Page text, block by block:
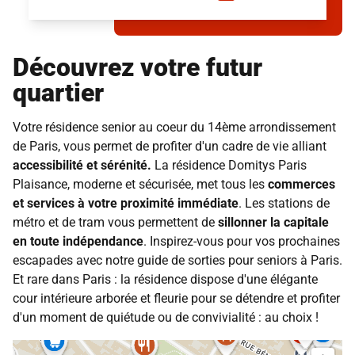
Découvrez votre futur
quartier
Votre résidence senior au coeur du 14ème arrondissement
de Paris, vous permet de profiter d'un cadre de vie alliant
accessibilité et sérénité. La résidence Domitys Paris
Plaisance, moderne et sécurisée, met tous les commerces
et services à votre proximité immédiate. Les stations de
métro et de tram vous permettent de sillonner la capitale
en toute indépendance. Inspirez-vous pour vos prochaines
escapades avec notre guide de sorties pour seniors à Paris.
Et rare dans Paris : la résidence dispose d'une élégante
cour intérieure arborée et fleurie pour se détendre et profiter
d'un moment de quiétude ou de convivialité : au choix !